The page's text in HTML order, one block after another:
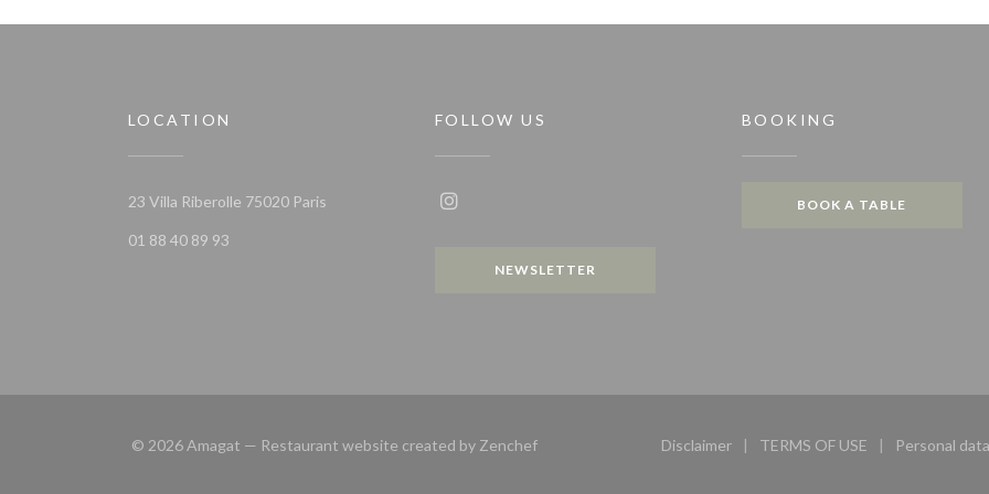
LOCATION
23 Villa Riberolle 75020 Paris((opens in a new window))
01 88 40 89 93
FOLLOW US
NEWSLETTER
BOOKING
BOOK A TABLE
© 2026 Amagat — Restaurant website created by Zenchef((opens in a new window))
Disclaimer
((opens in a new window))
TERMS OF USE
((opens in a new
Personal